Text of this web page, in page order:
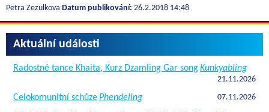
Petra Zezulkova Datum publikování: 26.2.2018 14:48
Aktuální události
Radostné tance Khaita, Kurz Dzamling Gar songKunkyabling
21.11.2026
Celokomunitní schůzePhendeling 07.11.2026